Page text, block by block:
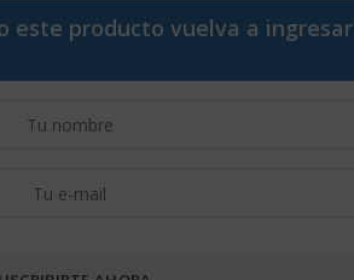
este producto vuelva a ingresar